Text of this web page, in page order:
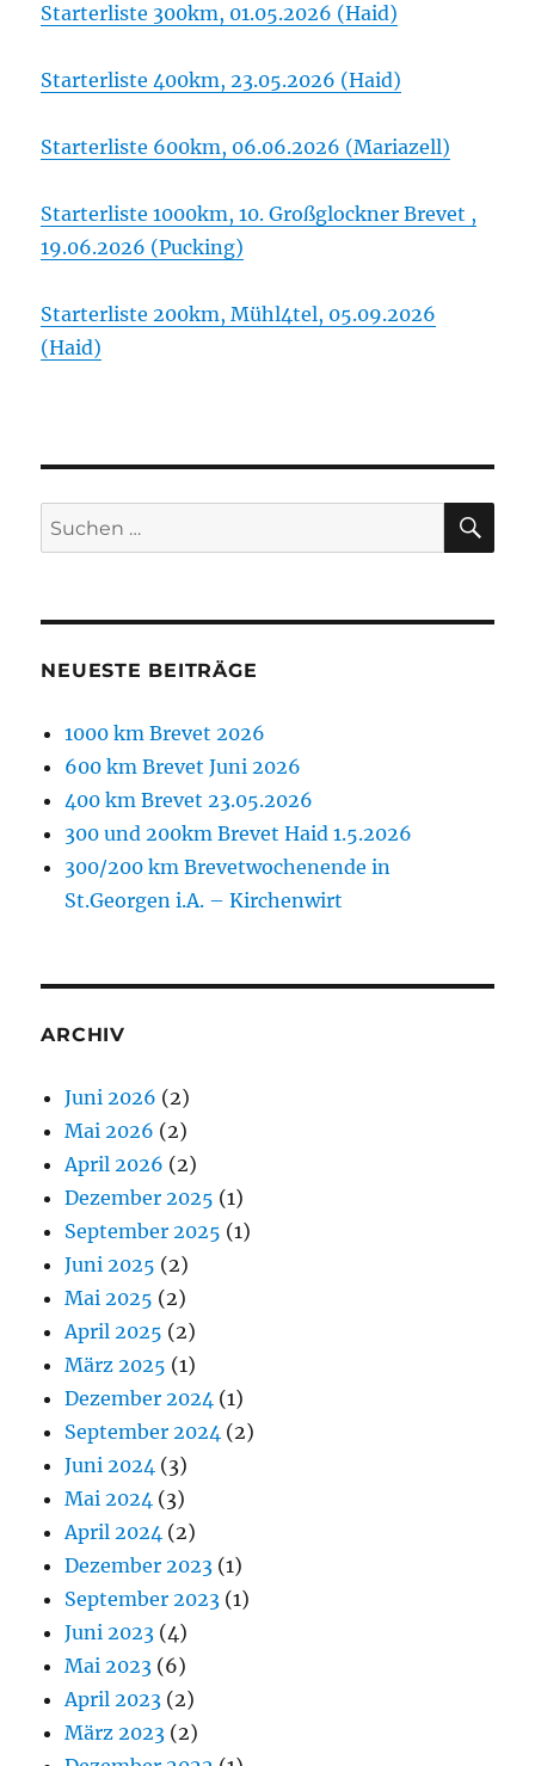
Starterliste 300km, 01.05.2026 (Haid)
Starterliste 400km, 23.05.2026 (Haid)
Starterliste 600km, 06.06.2026 (Mariazell)
Starterliste 1000km, 10. Großglockner Brevet ,
19.06.2026 (Pucking)
Starterliste 200km, Mühl4tel, 05.09.2026
(Haid)
Suchen
nach:
NEUESTE BEITRÄGE
1000 km Brevet 2026
600 km Brevet Juni 2026
400 km Brevet 23.05.2026
300 und 200km Brevet Haid 1.5.2026
300/200 km Brevetwochenende in
St.Georgen i.A. – Kirchenwirt
ARCHIV
Juni 2026 (2)
Mai 2026 (2)
April 2026 (2)
Dezember 2025 (1)
September 2025 (1)
Juni 2025 (2)
Mai 2025 (2)
April 2025 (2)
März 2025 (1)
Dezember 2024 (1)
September 2024 (2)
Juni 2024 (3)
Mai 2024 (3)
April 2024 (2)
Dezember 2023 (1)
September 2023 (1)
Juni 2023 (4)
Mai 2023 (6)
April 2023 (2)
März 2023 (2)